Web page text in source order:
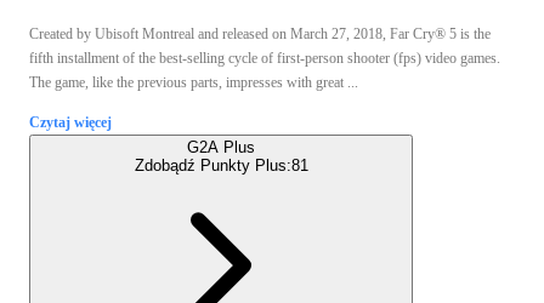
Created by Ubisoft Montreal and released on March 27, 2018, Far Cry® 5 is the
fifth installment of the best-selling cycle of first-person shooter (fps) video games.
The game, like the previous parts, impresses with great ...
Czytaj więcej
G2A Plus
Zdobądź Punkty Plus:81